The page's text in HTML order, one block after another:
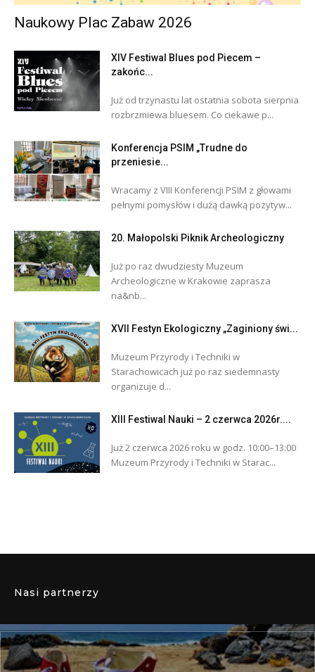
Naukowy Plac Zabaw 2026
XIV Festiwal Blues pod Piecem –
zakońc...
Już od trzynastu lat ostatnia sobota sierpnia
rozbrzmiewa bluesem. Co ciekawe p...
Konferencja PSIM „Trudne do
przeniesie...
Wracamy z VIII Konferencji PSIM z głowami
pełnymi pomysłów i dużą dawką pozytyw...
20. Małopolski Piknik Archeologiczny
Już po raz dwudziesty Muzeum
Archeologiczne w Krakowie zaprasza
na&nb...
XVII Festyn Ekologiczny „Zaginiony świ...
Muzeum Przyrody i Techniki w
Starachowicach już po raz siedemnasty
organizuje d...
XIII Festiwal Nauki – 2 czerwca 2026r....
Już 2 czerwca 2026 roku w godz. 10:00–13:00
Muzeum Przyrody i Techniki w Starac...
Nasi partnerzy